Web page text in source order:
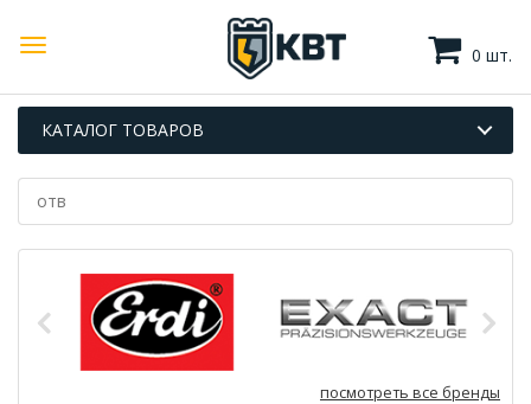
0 шт.
КАТАЛОГ ТОВАРОВ
посмотреть все бренды